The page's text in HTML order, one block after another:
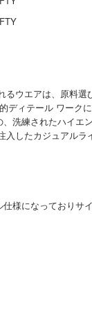
るウエアは、原料
ィテール ワーク
洗練されたハイエ
入したカジュアルラ
仕様になっており